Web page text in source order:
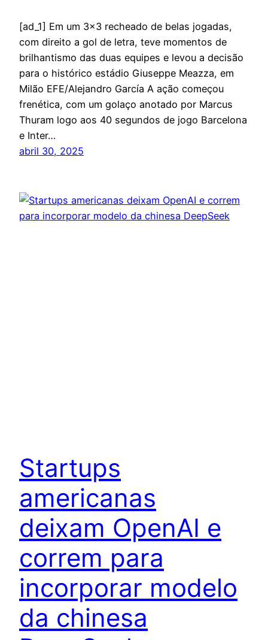
[ad_1] Em um 3×3 recheado de belas jogadas,
com direito a gol de letra, teve momentos de
brilhantismo das duas equipes e levou a decisão
para o histórico estádio Giuseppe Meazza, em
Milão EFE/Alejandro García A ação começou
frenética, com um golaço anotado por Marcus
Thuram logo aos 40 segundos de jogo Barcelona
e Inter…
abril 30, 2025
Startups
americanas
deixam OpenAI e
correm para
incorporar modelo
da chinesa